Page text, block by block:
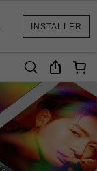
INSTALLER